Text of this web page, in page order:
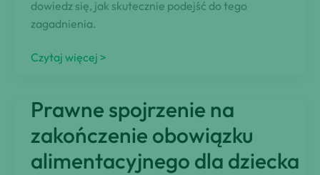
dowiedz się, jak skutecznie podejść do tego
zagadnienia.
Alimenty
żony:
strategie
redukcji
Czytaj więcej >
Prawne spojrzenie na
zakończenie obowiązku
alimentacyjnego dla dziecka